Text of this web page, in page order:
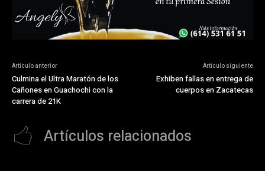
Artículo anterior
Culmina el Ultra Maratón de los
Cañones en Guachochi con la
carrera de 21K
Artículo siguiente
Exhiben fallas en entrega de
cuerpos en Zacatecas
Artículos relacionados